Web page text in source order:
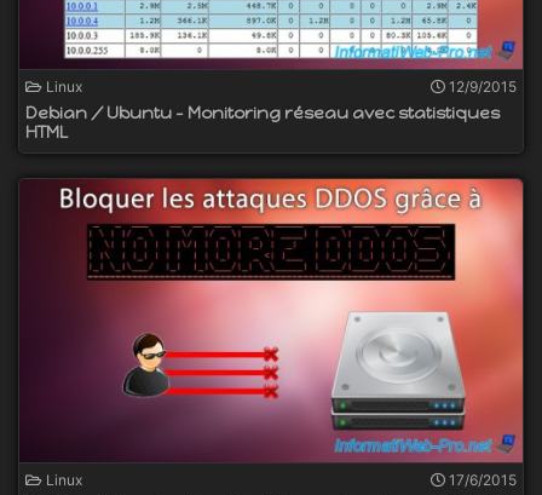
Linux 12/9/2015
Debian / Ubuntu - Monitoring réseau avec statistiques
HTML
Linux 17/6/2015